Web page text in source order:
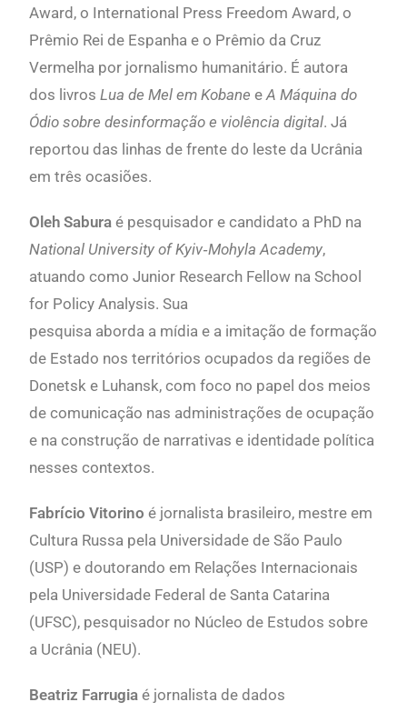
Award, o International Press Freedom Award, o
Prêmio Rei de Espanha e o Prêmio da Cruz
Vermelha por jornalismo humanitário. É autora
dos livrosLua de Mel em Kobane eA Máquina do
Ódio sobre desinformação e violência digital. Já
reportou das linhas de frente do leste da Ucrânia
em três ocasiões.
Oleh Sabura é pesquisador e candidato a PhD na
National University of Kyiv‐MohylaAcademy,
atuando como Junior Research Fellow na School
for Policy Analysis. Sua
pesquisa aborda a mídia e a imitação de formação
de Estado nos territórios ocupados da regiões de
Donetsk e Luhansk, com foco no papel dos meios
de comunicação nas administrações de ocupação
e na construção de narrativas e identidade política
nesses contextos.
Fabrício Vitorino é jornalista brasileiro, mestre em
Cultura Russa pela Universidade de São Paulo
(USP) e doutorando em Relações Internacionais
pela Universidade Federal de Santa Catarina
(UFSC), pesquisador no Núcleo de Estudos sobre
a Ucrânia (NEU).
Beatriz Farrugia é jornalista de dados